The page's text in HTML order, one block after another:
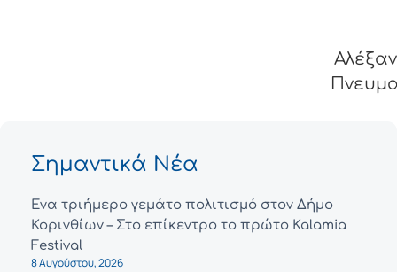
Σημαντικά Νέα
Ένα τριήμερο γεμάτο πολιτισμό στον Δήμο
Κορινθίων – Στο επίκεντρο το πρώτο Kalamia
Festival
8 Αυγούστου, 2026